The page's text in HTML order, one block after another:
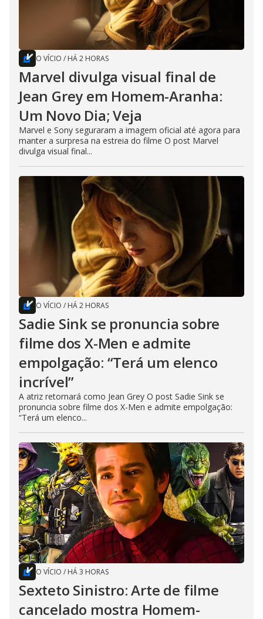
O VÍCIO / HÁ 2 HORAS
Marvel divulga visual final de
Jean Grey em Homem-Aranha:
Um Novo Dia; Veja
Marvel e Sony seguraram a imagem oficial até agora para
manter a surpresa na estreia do filme O post Marvel
divulga visual final...
O VÍCIO / HÁ 2 HORAS
Sadie Sink se pronuncia sobre
filme dos X-Men e admite
empolgação: “Terá um elenco
incrível”
A atriz retornará como Jean Grey O post Sadie Sink se
pronuncia sobre filme dos X-Men e admite empolgação:
“Terá um elenco...
O VÍCIO / HÁ 3 HORAS
Sexteto Sinistro: Arte de filme
cancelado mostra Homem-